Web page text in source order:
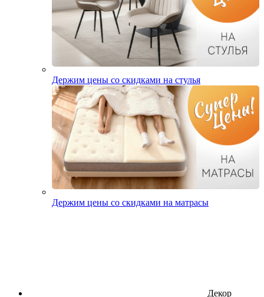
Держим цены со скидками на стулья
Держим цены со скидками на матрасы
Декор